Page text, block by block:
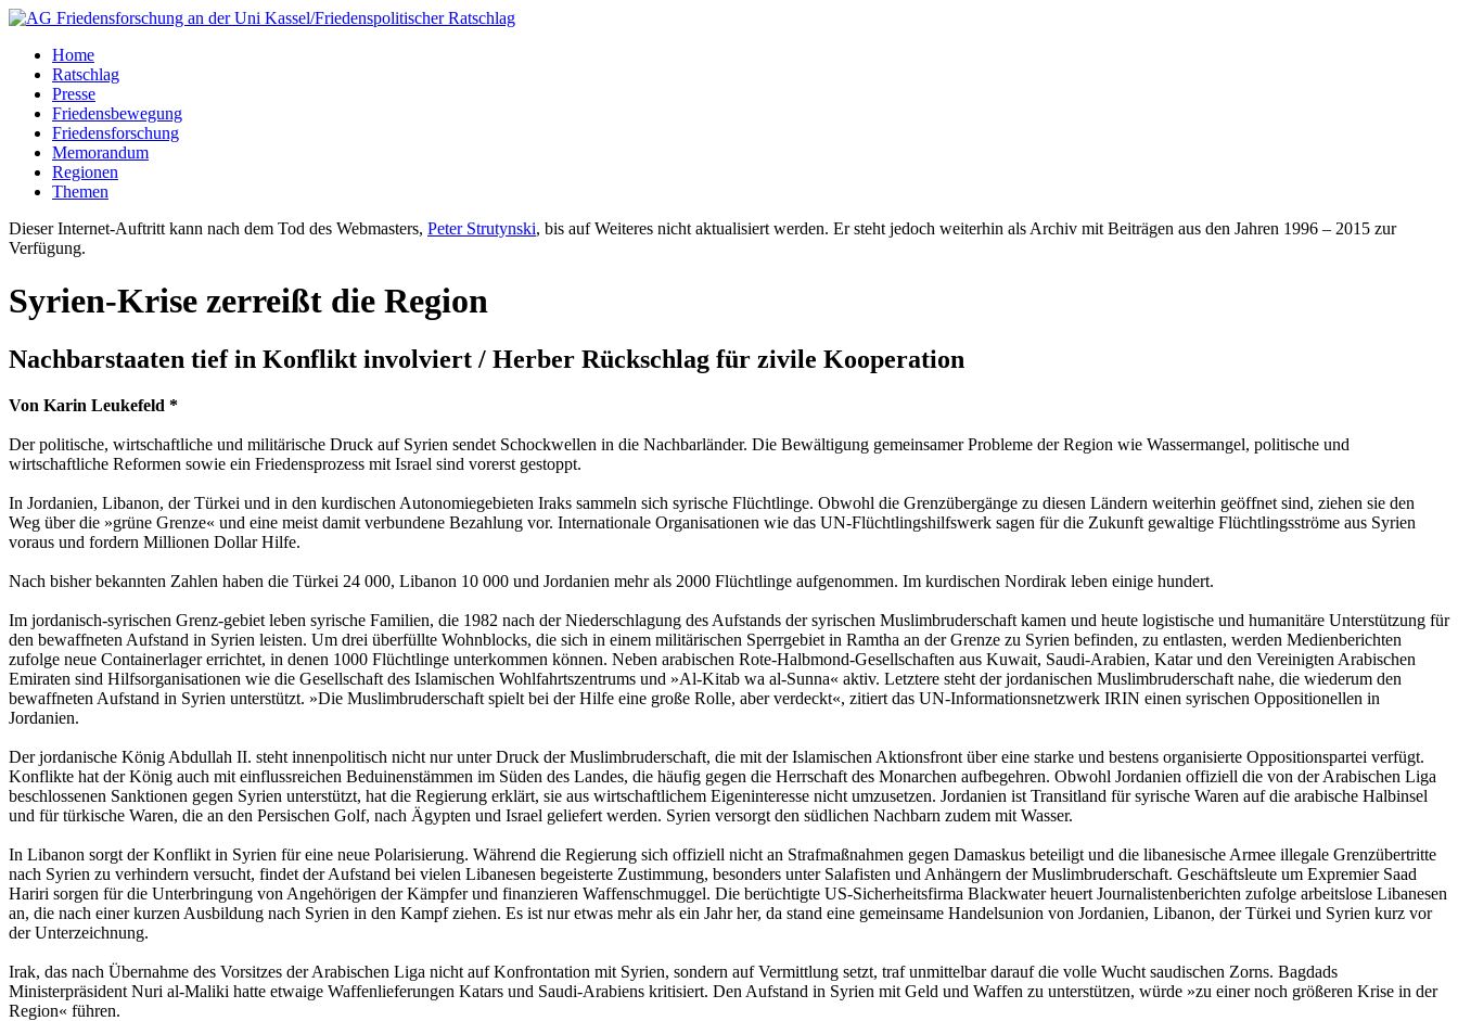
Home
Ratschlag
Presse
Friedensbewegung
Friedensforschung
Memorandum
Regionen
Themen
Dieser Internet-Auftritt kann nach dem Tod des Webmasters, Peter Strutynski, bis auf Weiteres nicht aktualisiert werden. Er steht jedoch weiterhin als Archiv mit Beiträgen aus den Jahren 1996 – 2015 zur
Verfügung.
Syrien-Krise zerreißt die Region
Nachbarstaaten tief in Konflikt involviert / Herber Rückschlag für zivile Kooperation
Von Karin Leukefeld *
Der politische, wirtschaftliche und militärische Druck auf Syrien sendet Schockwellen in die Nachbarländer. Die Bewältigung gemeinsamer Probleme der Region wie Wassermangel, politische und
wirtschaftliche Reformen sowie ein Friedensprozess mit Israel sind vorerst gestoppt.
In Jordanien, Libanon, der Türkei und in den kurdischen Autonomiegebieten Iraks sammeln sich syrische Flüchtlinge. Obwohl die Grenzübergänge zu diesen Ländern weiterhin geöffnet sind, ziehen sie den
Weg über die »grüne Grenze« und eine meist damit verbundene Bezahlung vor. Internationale Organisationen wie das UN-Flüchtlingshilfswerk sagen für die Zukunft gewaltige Flüchtlingsströme aus Syrien
voraus und fordern Millionen Dollar Hilfe.
Nach bisher bekannten Zahlen haben die Türkei 24 000, Libanon 10 000 und Jordanien mehr als 2000 Flüchtlinge aufgenommen. Im kurdischen Nordirak leben einige hundert.
Im jordanisch-syrischen Grenz-gebiet leben syrische Familien, die 1982 nach der Niederschlagung des Aufstands der syrischen Muslimbruderschaft kamen und heute logistische und humanitäre Unterstützung für
den bewaffneten Aufstand in Syrien leisten. Um drei überfüllte Wohnblocks, die sich in einem militärischen Sperrgebiet in Ramtha an der Grenze zu Syrien befinden, zu entlasten, werden Medienberichten
zufolge neue Containerlager errichtet, in denen 1000 Flüchtlinge unterkommen können. Neben arabischen Rote-Halbmond-Gesellschaften aus Kuwait, Saudi-Arabien, Katar und den Vereinigten Arabischen
Emiraten sind Hilfsorganisationen wie die Gesellschaft des Islamischen Wohlfahrtszentrums und »Al-Kitab wa al-Sunna« aktiv. Letztere steht der jordanischen Muslimbruderschaft nahe, die wiederum den
bewaffneten Aufstand in Syrien unterstützt. »Die Muslimbruderschaft spielt bei der Hilfe eine große Rolle, aber verdeckt«, zitiert das UN-Informationsnetzwerk IRIN einen syrischen Oppositionellen in
Jordanien.
Der jordanische König Abdullah II. steht innenpolitisch nicht nur unter Druck der Muslimbruderschaft, die mit der Islamischen Aktionsfront über eine starke und bestens organisierte Oppositionspartei verfügt.
Konflikte hat der König auch mit einflussreichen Beduinenstämmen im Süden des Landes, die häufig gegen die Herrschaft des Monarchen aufbegehren. Obwohl Jordanien offiziell die von der Arabischen Liga
beschlossenen Sanktionen gegen Syrien unterstützt, hat die Regierung erklärt, sie aus wirtschaftlichem Eigeninteresse nicht umzusetzen. Jordanien ist Transitland für syrische Waren auf die arabische Halbinsel
und für türkische Waren, die an den Persischen Golf, nach Ägypten und Israel geliefert werden. Syrien versorgt den südlichen Nachbarn zudem mit Wasser.
In Libanon sorgt der Konflikt in Syrien für eine neue Polarisierung. Während die Regierung sich offiziell nicht an Strafmaßnahmen gegen Damaskus beteiligt und die libanesische Armee illegale Grenzübertritte
nach Syrien zu verhindern versucht, findet der Aufstand bei vielen Libanesen begeisterte Zustimmung, besonders unter Salafisten und Anhängern der Muslimbruderschaft. Geschäftsleute um Expremier Saad
Hariri sorgen für die Unterbringung von Angehörigen der Kämpfer und finanzieren Waffenschmuggel. Die berüchtigte US-Sicherheitsfirma Blackwater heuert Journalistenberichten zufolge arbeitslose Libanesen
an, die nach einer kurzen Ausbildung nach Syrien in den Kampf ziehen. Es ist nur etwas mehr als ein Jahr her, da stand eine gemeinsame Handelsunion von Jordanien, Libanon, der Türkei und Syrien kurz vor
der Unterzeichnung.
Irak, das nach Übernahme des Vorsitzes der Arabischen Liga nicht auf Konfrontation mit Syrien, sondern auf Vermittlung setzt, traf unmittelbar darauf die volle Wucht saudischen Zorns. Bagdads
Ministerpräsident Nuri al-Maliki hatte etwaige Waffenlieferungen Katars und Saudi-Arabiens kritisiert. Den Aufstand in Syrien mit Geld und Waffen zu unterstützen, würde »zu einer noch größeren Krise in der
Region« führen.